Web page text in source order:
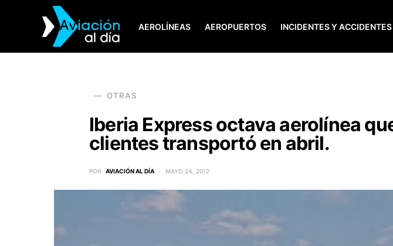
AEROLÍNEAS AEROPUERTOS INCIDENTES Y
SEARCH FOR:
OTRAS
Iberia Express octava aerolínea
clientes transportó en abril.
POR AVIACIÓN AL DÍA MAYO 24, 2012